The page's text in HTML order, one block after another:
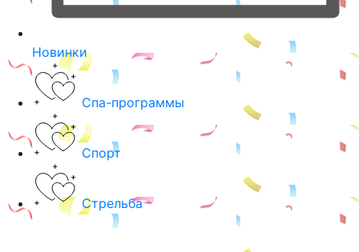
Новинки
Спа-программы
Спорт
Стрельба